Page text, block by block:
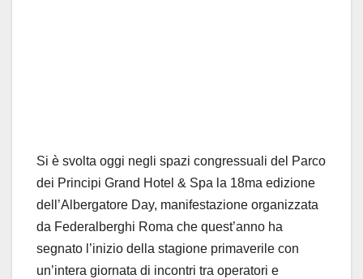
Si è svolta oggi negli spazi congressuali del Parco
dei Principi Grand Hotel & Spa la 18ma edizione
dell’Albergatore Day, manifestazione organizzata
da Federalberghi Roma che quest’anno ha
segnato l’inizio della stagione primaverile con
un’intera giornata di incontri tra operatori e